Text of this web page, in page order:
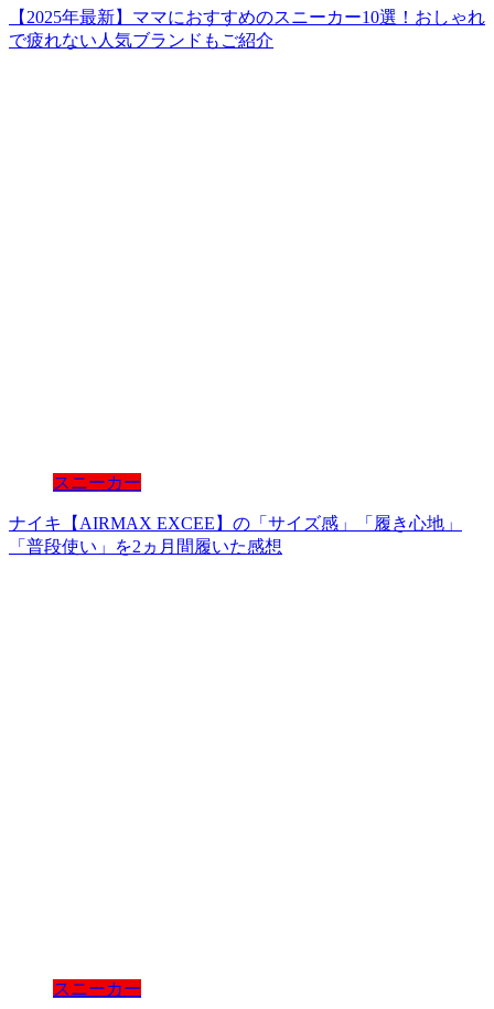
【2025年最新】ママにおすすめのスニーカー10選！おしゃれ
で疲れない人気ブランドもご紹介
スニーカー
ナイキ【AIRMAX EXCEE】の「サイズ感」「履き心地」
「普段使い」を2ヵ月間履いた感想
スニーカー